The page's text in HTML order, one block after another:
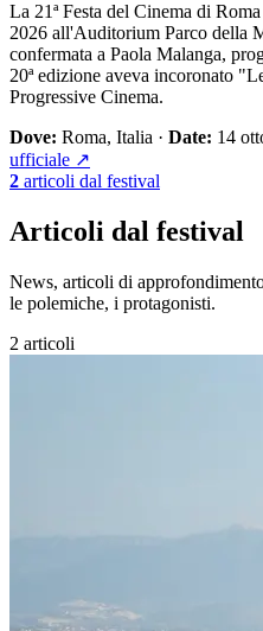
La 21ª Festa del Cinema di
2026 all'Auditorium Parco della
confermata a Paola Malanga,
20ª edizione aveva incoronato
Progressive Cinema.
Dove: Roma, Italia · Date: 14
ufficiale ↗
2 articoli dal festival
Articoli dal festival
News, articoli di
le polemiche, i protagonisti.
2 articoli